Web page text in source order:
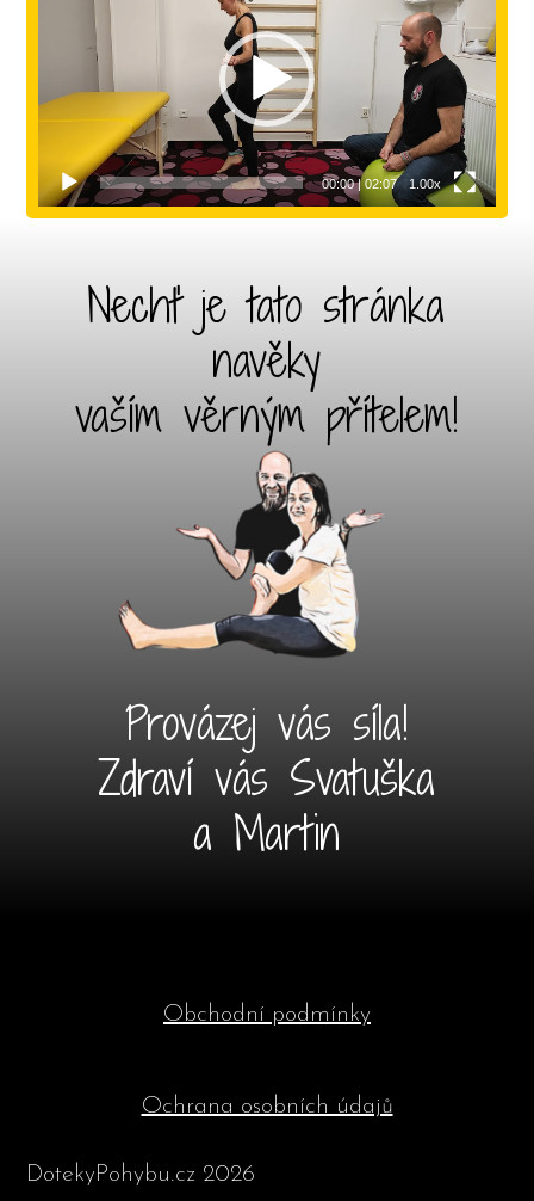
přehrávač
00:00| 02:07 1.00x
Nechť je tato stránka
navěky
vaším věrným přítelem!
Provázej vás síla!
Zdraví vás Svatuška
a Martin
Obchodní podmínky
Ochrana osobních údajů
DotekyPohybu.cz 2026